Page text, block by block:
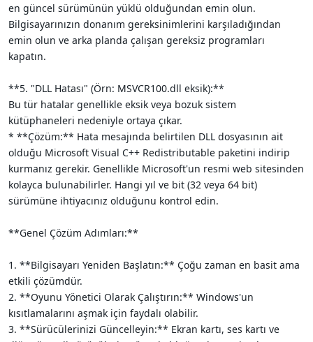
en güncel sürümünün yüklü olduğundan emin olun.
Bilgisayarınızın donanım gereksinimlerini karşıladığından
emin olun ve arka planda çalışan gereksiz programları
kapatın.
**5. "DLL Hatası" (Örn: MSVCR100.dll eksik):**
Bu tür hatalar genellikle eksik veya bozuk sistem
kütüphaneleri nedeniyle ortaya çıkar.
* **Çözüm:** Hata mesajında belirtilen DLL dosyasının ait
olduğu Microsoft Visual C++ Redistributable paketini indirip
kurmanız gerekir. Genellikle Microsoft'un resmi web sitesinden
kolayca bulunabilirler. Hangi yıl ve bit (32 veya 64 bit)
sürümüne ihtiyacınız olduğunu kontrol edin.
**Genel Çözüm Adımları:**
1. **Bilgisayarı Yeniden Başlatın:** Çoğu zaman en basit ama
etkili çözümdür.
2. **Oyunu Yönetici Olarak Çalıştırın:** Windows'un
kısıtlamalarını aşmak için faydalı olabilir.
3. **Sürücülerinizi Güncelleyin:** Ekran kartı, ses kartı ve